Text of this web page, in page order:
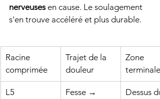
nerveuses en cause. Le soulagement
s'en trouve accéléré et plus durable.
Racine
comprimée
Trajet de la
douleur
Zone
terminale
L5
Fesse →
Dessus du